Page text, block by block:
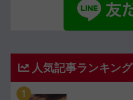
人気記事ランキング
1